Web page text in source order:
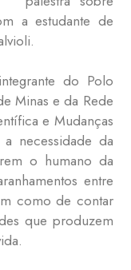
a estudante de
do Polo
Minas e da Rede
e Mudanças
necessidade da
o humano da
entre
como de contar
que produzem